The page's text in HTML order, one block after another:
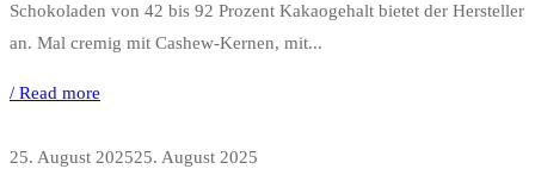
Schokoladen von 42 bis 92 Prozent Kakaogehalt bietet der Hersteller
an. Mal cremig mit Cashew-Kernen, mit...
/ Read more
25. August 202525. August 2025